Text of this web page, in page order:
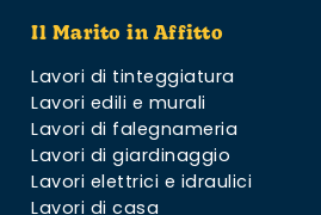
Il Marito in Affitto
Lavori di tinteggiatura
Lavori edili e murali
Lavori di falegnameria
Lavori di giardinaggio
Lavori elettrici e idraulici
Lavori di casa